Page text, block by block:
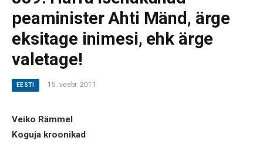
peaminister Ahti Mänd, ärge
eksitage inimesi, ehk ärge
valetage!
EESTI 15. veebr. 2011
Veiko Rämmel
Koguja kroonikad